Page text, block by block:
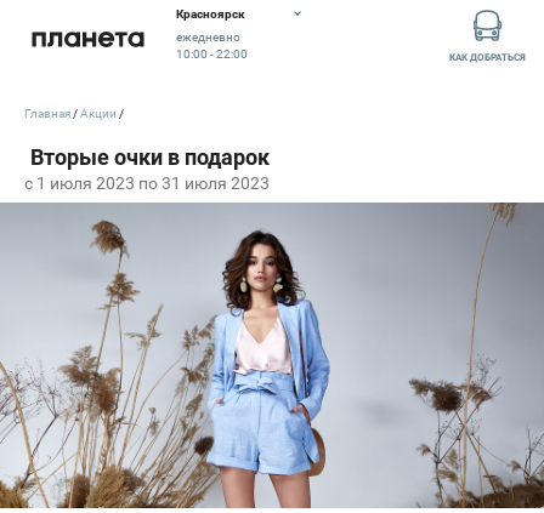
Красноярск
ежедневно
10:00 - 22:00
КАК ДОБРАТЬСЯ
c 1 июля 2023 по 31 июля 2023
Главная Акции